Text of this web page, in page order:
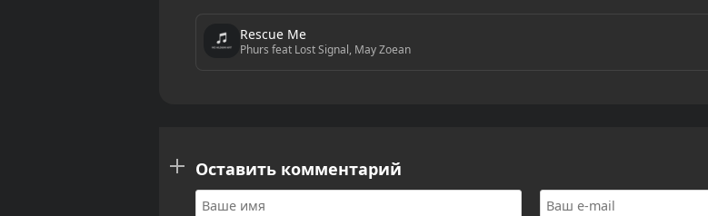
Rescue Me
Phurs feat Lost Signal, May Zoean
Оставить комментарий